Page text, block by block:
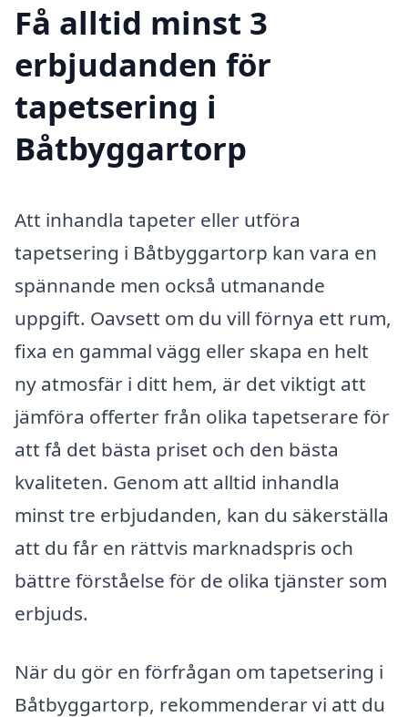
Få alltid minst 3
erbjudanden för
tapetsering i
Båtbyggartorp
Att inhandla tapeter eller utföra
tapetsering i Båtbyggartorp kan vara en
spännande men också utmanande
uppgift. Oavsett om du vill förnya ett rum,
fixa en gammal vägg eller skapa en helt
ny atmosfär i ditt hem, är det viktigt att
jämföra offerter från olika tapetserare för
att få det bästa priset och den bästa
kvaliteten. Genom att alltid inhandla
minst tre erbjudanden, kan du säkerställa
att du får en rättvis marknadspris och
bättre förståelse för de olika tjänster som
erbjuds.
När du gör en förfrågan om tapetsering i
Båtbyggartorp, rekommenderar vi att du